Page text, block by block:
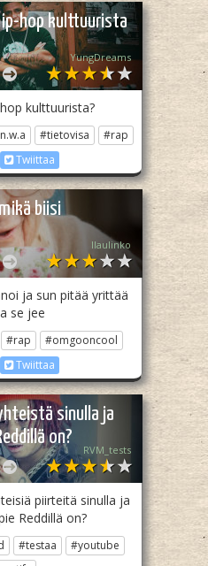
hop kulttuurista
YungDreams
kulttuurista?
#tietovisa
#rap
Twiittaa
biisi
llaulinko
ja sun pitää yrittää
se jee
#rap
#omgooncool
Twiittaa
sinulla ja
on?
RVM_tests
piirteitä sinulla ja
Reddillä on?
#testaa
#youtube